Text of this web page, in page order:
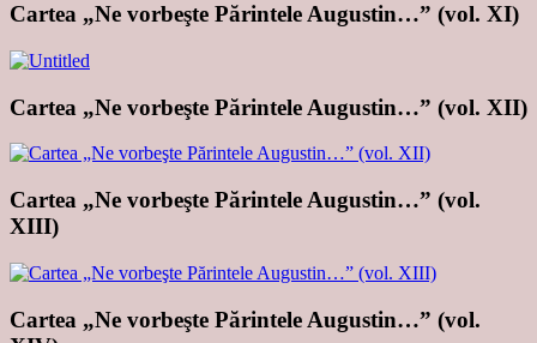
Cartea „Ne vorbeşte Părintele Augustin…” (vol. XI)
Cartea „Ne vorbeşte Părintele Augustin…” (vol. XII)
Cartea „Ne vorbeşte Părintele Augustin…” (vol.
XIII)
Cartea „Ne vorbeşte Părintele Augustin…” (vol.